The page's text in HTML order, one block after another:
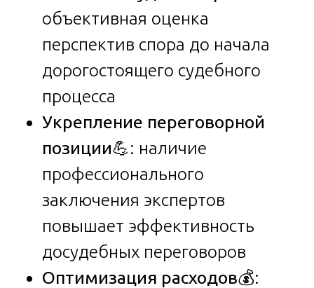
объективная оценка
перспектив спора до начала
дорогостоящего судебного
процесса
Укрепление переговорной
позиции💪: наличие
профессионального
заключения экспертов
повышает эффективность
досудебных переговоров
Оптимизация расходов💰: